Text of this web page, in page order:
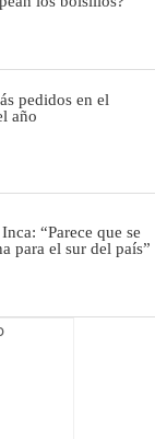
pedidos en el
año
“Parece que se
para el sur del país”